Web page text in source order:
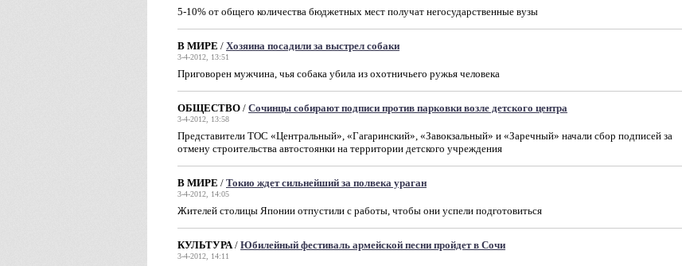
5-10% от общего количества бюджетных мест получат негосударственные вузы
В МИРЕ / Хозяина посадили за выстрел собаки
3-4-2012, 13:51
Приговорен мужчина, чья собака убила из охотничьего ружья человека
ОБЩЕСТВО / Сочинцы собирают подписи против парковки возле детского центра
3-4-2012, 13:58
Представители ТОС «Центральный», «Гагаринский», «Завокзальный» и «Заречный» начали сбор подписей за
отмену строительства автостоянки на территории детского учреждения
В МИРЕ / Токио ждет сильнейший за полвека ураган
3-4-2012, 14:05
Жителей столицы Японии отпустили с работы, чтобы они успели подготовиться
КУЛЬТУРА/ Юбилейный фестиваль армейской песни пройдет в Сочи
3-4-2012, 14:11